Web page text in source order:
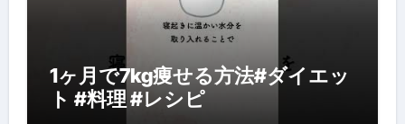
1ヶ月で7kg痩せる方法#ダイエッ
ト #料理 #レシピ